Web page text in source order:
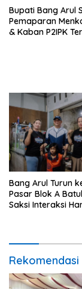
Bupati Bang Arul
Pemaparan
& Kaban P2IPK
Bang Arul Turun
Pasar Blok A
Saksi Interaksi